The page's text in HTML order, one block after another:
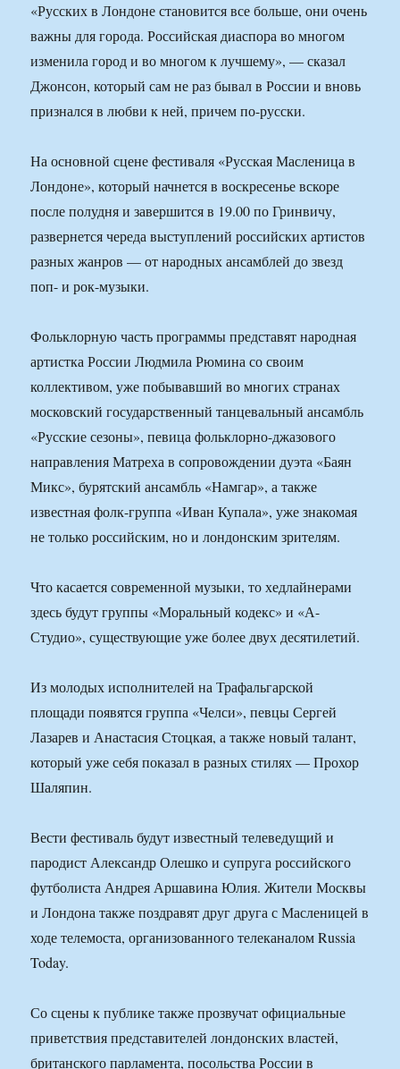
«Русских в Лондоне становится все больше, они очень
важны для города. Российская диаспора во многом
изменила город и во многом к лучшему», — сказал
Джонсон, который сам не раз бывал в России и вновь
признался в любви к ней, причем по-русски.
На основной сцене фестиваля «Русская Масленица в
Лондоне», который начнется в воскресенье вскоре
после полудня и завершится в 19.00 по Гринвичу,
развернется череда выступлений российских артистов
разных жанров — от народных ансамблей до звезд
поп- и рок-музыки.
Фольклорную часть программы представят народная
артистка России Людмила Рюмина со своим
коллективом, уже побывавший во многих странах
московский государственный танцевальный ансамбль
«Русские сезоны», певица фольклорно-джазового
направления Матреха в сопровождении дуэта «Баян
Микс», бурятский ансамбль «Намгар», а также
известная фолк-группа «Иван Купала», уже знакомая
не только российским, но и лондонским зрителям.
Что касается современной музыки, то хедлайнерами
здесь будут группы «Моральный кодекс» и «А-
Студио», существующие уже более двух десятилетий.
Из молодых исполнителей на Трафальгарской
площади появятся группа «Челси», певцы Сергей
Лазарев и Анастасия Стоцкая, а также новый талант,
который уже себя показал в разных стилях — Прохор
Шаляпин.
Вести фестиваль будут известный телеведущий и
пародист Александр Олешко и супруга российского
футболиста Андрея Аршавина Юлия. Жители Москвы
и Лондона также поздравят друг друга с Масленицей в
ходе телемоста, организованного телеканалом Russia
Today.
Со сцены к публике также прозвучат официальные
приветствия представителей лондонских властей,
британского парламента, посольства России в